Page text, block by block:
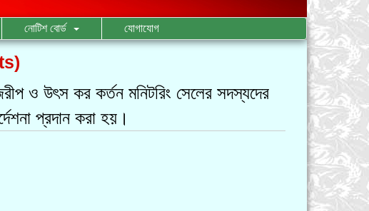
নোটিশ বোর্ড যোগাযোগ
ও উৎস কর কর্তন মনিটরিং সেলের সদস্যদের
প্রদান করা হয়।